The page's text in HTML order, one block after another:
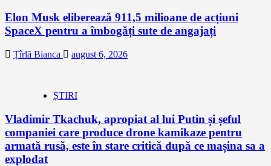
Elon Musk eliberează 911,5 milioane de acțiuni
SpaceX pentru a îmbogăți sute de angajați
Țîrlă Bianca august 6, 2026
ȘTIRI
Vladimir Tkachuk, apropiat al lui Putin și șeful
companiei care produce drone kamikaze pentru
armată rusă, este în stare critică după ce mașina sa a
explodat